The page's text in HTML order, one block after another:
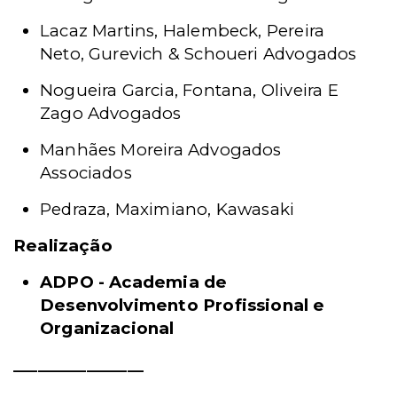
Lacaz Martins, Halembeck, Pereira
Neto, Gurevich & Schoueri Advogados
Nogueira Garcia, Fontana, Oliveira E
Zago Advogados
Manhães Moreira Advogados
Associados
Pedraza, Maximiano, Kawasaki
Realização
ADPO - Academia de
Desenvolvimento Profissional e
Organizacional